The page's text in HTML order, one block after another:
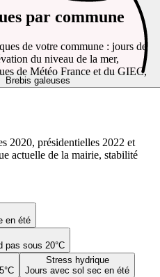
Brebis galeuses
en été
pas sous 20°C
Stress hydrique
Jours avec sol sec en été
par commune
de votre commune : jours de
du niveau de la mer,
de Météo France et du GIEC,
2020, présidentielles 2022 et
actuelle de la mairie, stabilité